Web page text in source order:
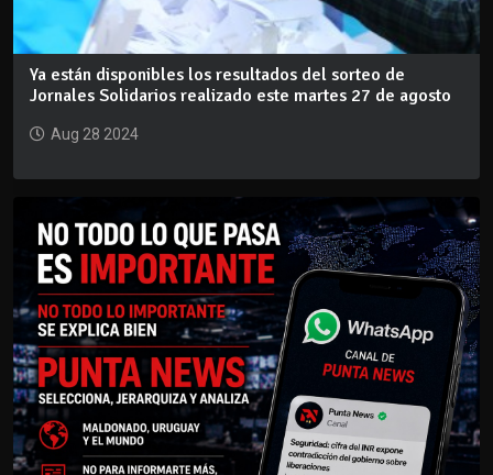
Ya están disponibles los resultados del sorteo de
Jornales Solidarios realizado este martes 27 de agosto
Aug 28 2024